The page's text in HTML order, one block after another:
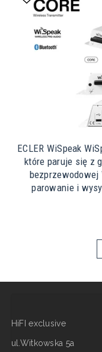
ECLER WiSpeak
które paruje się z
bezprzewodowej
parowanie i
HiFI exclusive
ul.Witkowska 5a